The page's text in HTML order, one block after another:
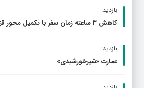
بازدید:
کاهش ۳ ساعته زمان سفر با تکمیل محور قزوین- الموت- تنکابن
بازدید:
عمارت «شیرخورشیدی»